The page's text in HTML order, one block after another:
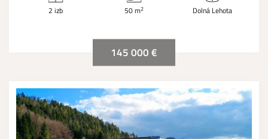
2 izb 50 m2 Dolná Lehota
145 000 €